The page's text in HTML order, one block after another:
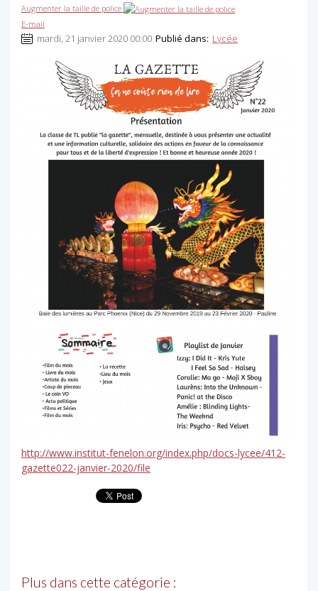
Augmenter la taille de police
E-mail
mardi, 21 janvier 2020 00:00 Publié dans: Lycée
http://www.institut-fenelon.org/index.php/docs-lycee/412-
gazette022-janvier-2020/file
Plus dans cette catégorie :